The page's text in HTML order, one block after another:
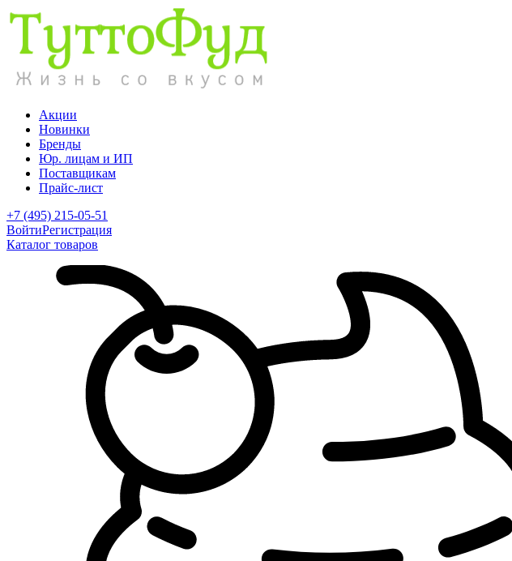
Акции
Новинки
Бренды
Юр. лицам и ИП
Поставщикам
Прайс-лист
+7 (495) 215-05-51
ВойтиРегистрация
Каталог товаров